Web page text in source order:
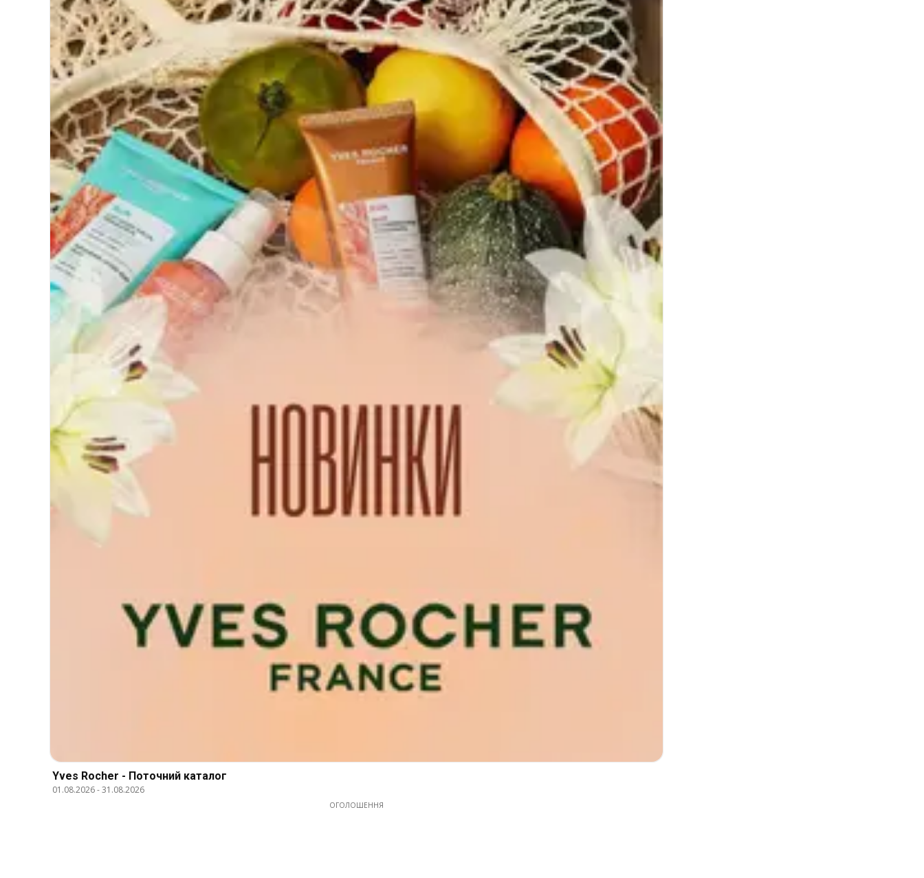
Yves Rocher - Поточний каталог
01.08.2026-31.08.2026
ОГОЛОШЕННЯ